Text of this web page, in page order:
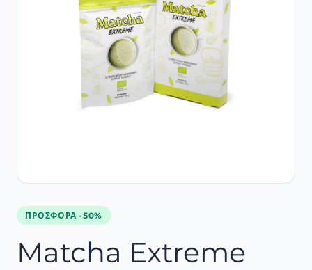
ΠΡΟΣΦΟΡΆ -50%
Matcha Extreme